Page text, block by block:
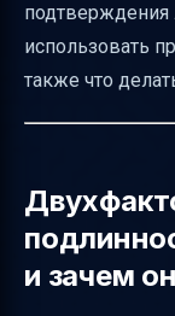
Риски
и как их
Что
Как
подтверждения
использовать
также что
и зачем